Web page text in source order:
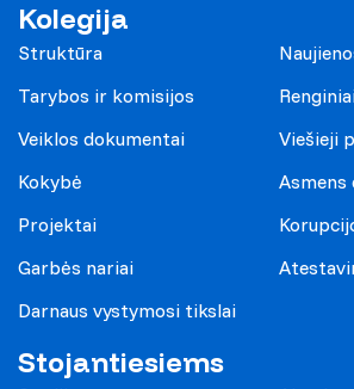
Kolegija
Struktūra
Tarybos ir komisijos
Veiklos dokumentai
Kokybė
Projektai
Garbės nariai
Darnaus vystymosi tikslai
Viešieji
Asmens
Stojantiesiems